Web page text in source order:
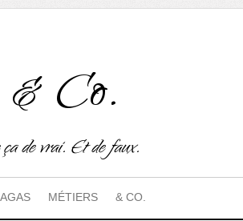
Co.
de vrai. Et de faux.
MÉTIERS & CO.